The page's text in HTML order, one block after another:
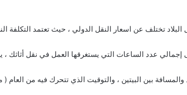
تختلف عن اسعار النقل الدولي ، حيث تعتمد التكلفة
عدد الساعات التي يستغرقها العمل في نقل أثاثك ،
بين البيتين ، والتوقيت الذي تتحرك فيه من العام